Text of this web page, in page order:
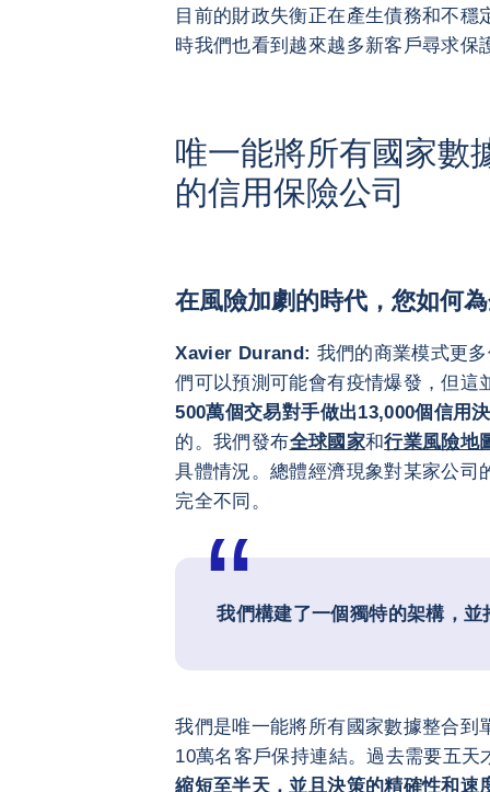
目前的財政失衡正在產生債務和不
時我們也看到越來越多新客戶尋求保
唯一能將所有國家數
的信用保險公司
在風險加劇的時代，您如何
Xavier Durand: 我們的商業模式更
們可以預測可能會有疫情爆發，但這
500萬個交易對手做出13,000個信用
的。我們發布全球國家和行業風險地
具體情況。總體經濟現象對某家公司
完全不同。
我們構建了一個獨特的架構，並
我們是唯一能將所有國家數據整合到
10萬名客戶保持連結。過去需要五天
縮短至半天，並且決策的精確性和速